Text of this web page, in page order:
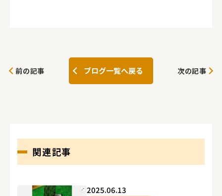
前の記事 ブログ一覧へ戻る 次の記事
関連記事
2025.06.13